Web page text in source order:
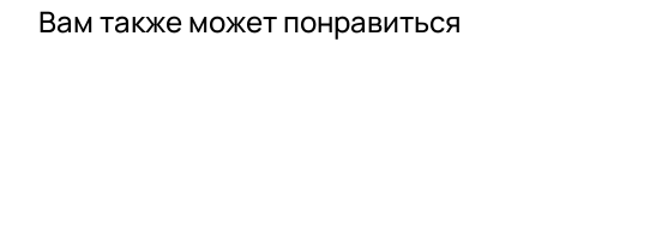
Вам также может понравиться